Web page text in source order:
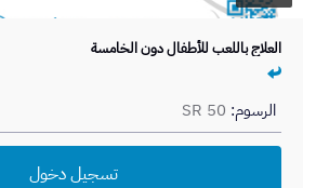
العلاج باللعب للأطفال دون الخامسة
الرسوم:
تسجيل دخول